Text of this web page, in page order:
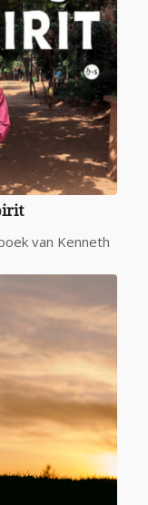
van Kenneth